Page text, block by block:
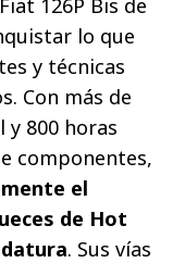
126P Bis de
lo que
y técnicas
Con más de
y 800 horas
componentes,
el
de Hot
. Sus vías